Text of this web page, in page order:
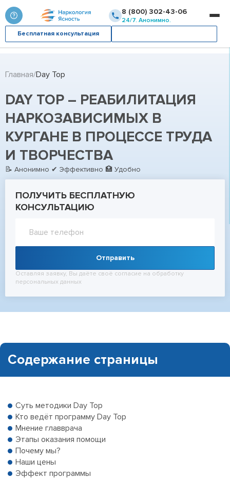
8 (800) 302-43-06
24/7. Анонимно.
Бесплатная консультация
Главная Day Top
DAY TOP – РЕАБИЛИТАЦИЯ
НАРКОЗАВИСИМЫХ В
КУРГАНЕ В ПРОЦЕССЕ ТРУДА
И ТВОРЧЕСТВА
📝 Анонимно ✔ Эффективно 🏥 Удобно
ПОЛУЧИТЬ БЕСПЛАТНУЮ
КОНСУЛЬТАЦИЮ
Отправить
Оставляя заявку, Вы даёте своё согласие на обработку
персональных данных
Содержание страницы
Суть методики Day Top
Кто ведёт программу Day Top
Мнение главврача
Этапы оказания помощи
Почему мы?
Наши цены
Эффект программы